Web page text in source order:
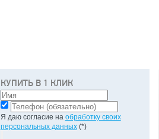
КУПИТЬ В 1 КЛИК
Я даю согласие на обработку своих
персональных данных(*)